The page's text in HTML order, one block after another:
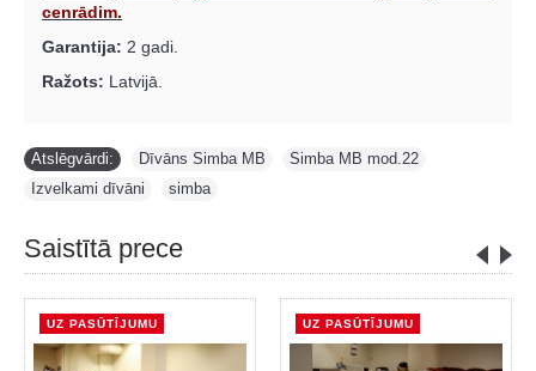
cenrādim.
Garantija: 2 gadi.
Ražots: Latvijā.
Atslēgvārdi: Dīvāns Simba MB Simba MB mod.22
Izvelkami dīvāni
simba
Saistītā prece
UZ PASŪTĪJUMU UZ PASŪTĪJUMU